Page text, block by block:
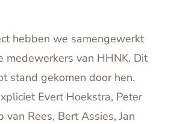
hebben we samengewerkt
medewerkers van HHNK. Dit
stand gekomen door hen.
Evert Hoekstra, Peter
van Rees, Bert Assies, Jan